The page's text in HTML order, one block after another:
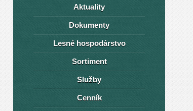
Aktuality
Dokumenty
Lesné hospodárstvo
Sortiment
Služby
Cenník